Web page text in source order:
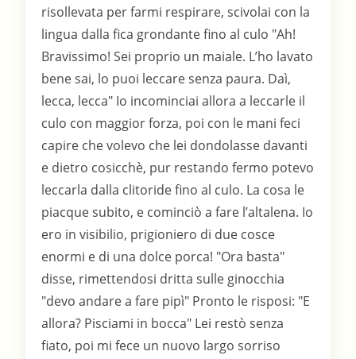
risollevata per farmi respirare, scivolai con la
lingua dalla fica grondante fino al culo "Ah!
Bravissimo! Sei proprio un maiale. L’ho lavato
bene sai, lo puoi leccare senza paura. Daì,
lecca, lecca" Io incominciai allora a leccarle il
culo con maggior forza, poi con le mani feci
capire che volevo che lei dondolasse davanti
e dietro cosicchè, pur restando fermo potevo
leccarla dalla clitoride fino al culo. La cosa le
piacque subito, e cominciò a fare l’altalena. Io
ero in visibilio, prigioniero di due cosce
enormi e di una dolce porca! "Ora basta"
disse, rimettendosi dritta sulle ginocchia
"devo andare a fare pipì" Pronto le risposi: "E
allora? Pisciami in bocca" Lei restò senza
fiato, poi mi fece un nuovo largo sorriso